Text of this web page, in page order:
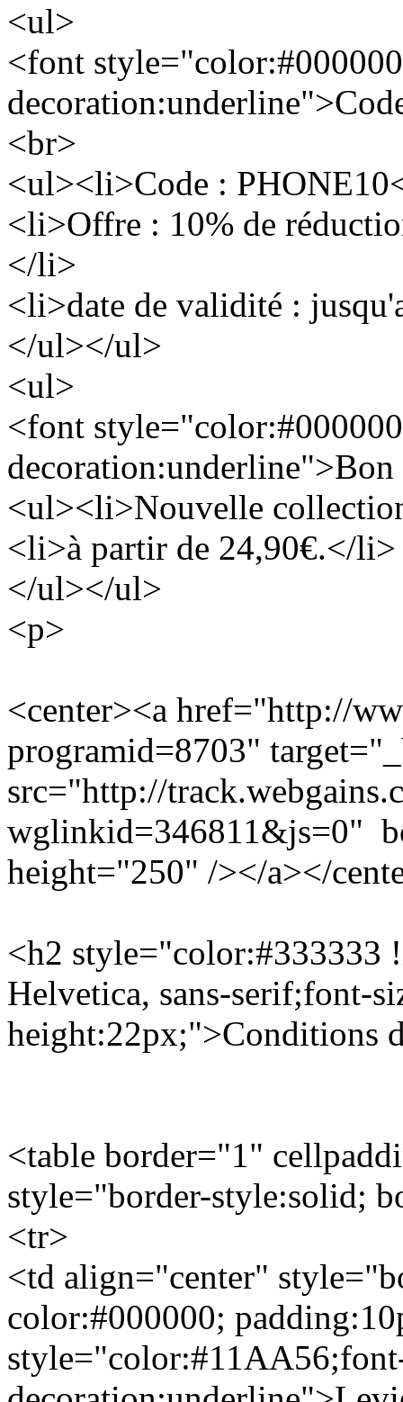
<ul>
<font
<br>
<ul><li>Code :
<li>Offre : 10% de
</li>
<li>date de validité :
</ul></ul>
<ul>
<font
<ul><li>Nouvelle
<li>à partir de 24,90€.</li>
</ul></ul>
<p>
<center><a href="http://
programid=8703"
src="http://
wglinkid=346811&js=0"
height="250" /></a></
<h2
Helvetica, sans-serif;font-
height:22px;">Conditions
<table border="1"
style="border-style:solid;
<tr>
<td align="center"
color:#000000;